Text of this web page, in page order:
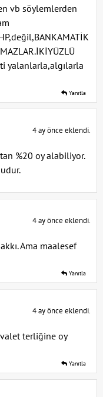
vb söylemlerden
yalanlarla,algılarla
Yanıtla
4 ay önce eklendi.
%20 oy alabiliyor.
4 ay önce eklendi.
Ama maalesef
Yanıtla
4 ay önce eklendi.
terliğine oy
Yanıtla